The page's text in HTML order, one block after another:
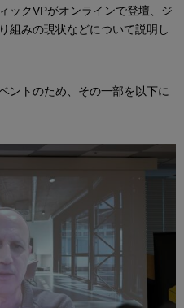
ックVPがオンラインで登壇、ジ
組みの現状などについて説明し
ントのため、その一部を以下に